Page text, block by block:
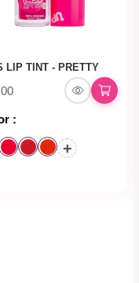
LIP TINT - PRETTY
:
+